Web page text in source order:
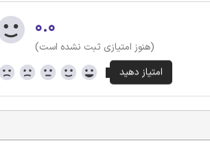
۰.۰
(هنوز امتیازی ثبت نشده است)